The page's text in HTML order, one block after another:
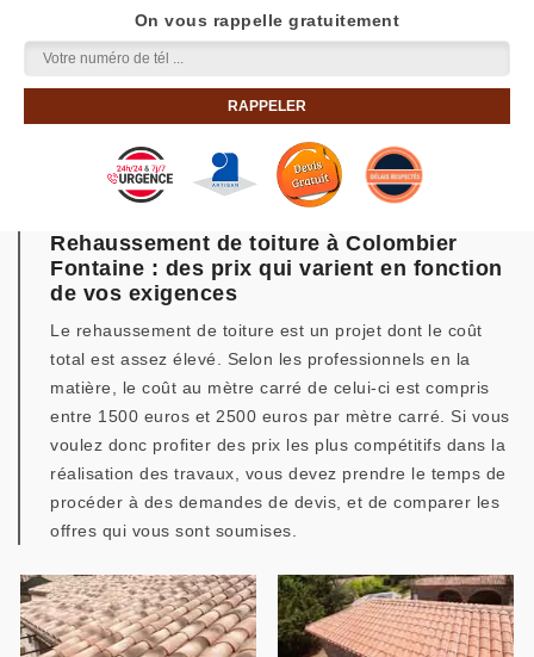
On vous rappelle gratuitement
Rehaussement de toiture à Colombier
Fontaine : des prix qui varient en fonction
de vos exigences
Le rehaussement de toiture est un projet dont le coût
total est assez élevé. Selon les professionnels en la
matière, le coût au mètre carré de celui-ci est compris
entre 1500 euros et 2500 euros par mètre carré. Si vous
voulez donc profiter des prix les plus compétitifs dans la
réalisation des travaux, vous devez prendre le temps de
procéder à des demandes de devis, et de comparer les
offres qui vous sont soumises.